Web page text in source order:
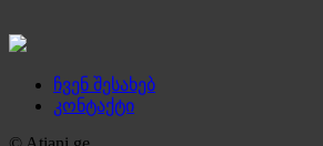
ჩვენ შესახებ
კონტაქტი